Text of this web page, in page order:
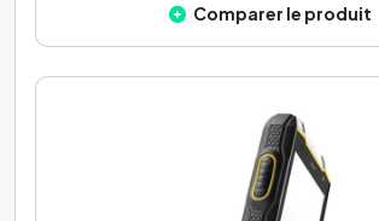
Comparer le produit